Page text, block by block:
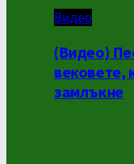
Видео
(Видео)
вековете,
замлъкне